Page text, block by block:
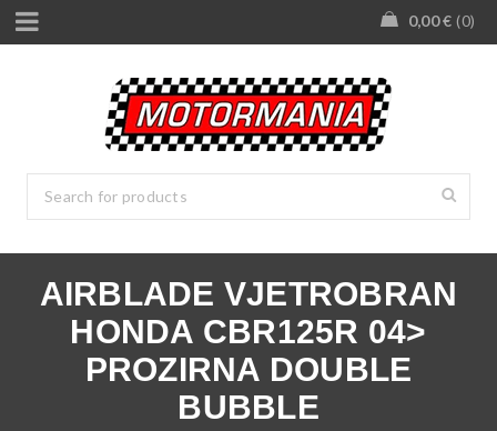
0,00€ 0
AIRBLADE VJETROBRAN
HONDA CBR125R 04>
PROZIRNA DOUBLE
BUBBLE